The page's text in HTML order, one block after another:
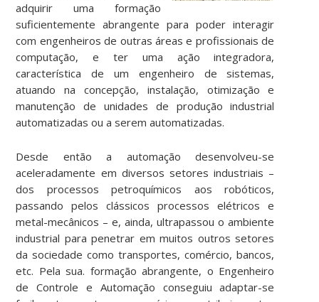
adquirir uma formação
suficientemente abrangente para poder interagir
com engenheiros de outras áreas e profissionais de
computação, e ter uma ação integradora,
característica de um engenheiro de sistemas,
atuando na concepção, instalação, otimização e
manutenção de unidades de produção industrial
automatizadas ou a serem automatizadas.
Desde então a automação desenvolveu-se
aceleradamente em diversos setores industriais –
dos processos petroquímicos aos robóticos,
passando pelos clássicos processos elétricos e
metal-mecânicos – e, ainda, ultrapassou o ambiente
industrial para penetrar em muitos outros setores
da sociedade como transportes, comércio, bancos,
etc. Pela sua. formação abrangente, o Engenheiro
de Controle e Automação conseguiu adaptar-se